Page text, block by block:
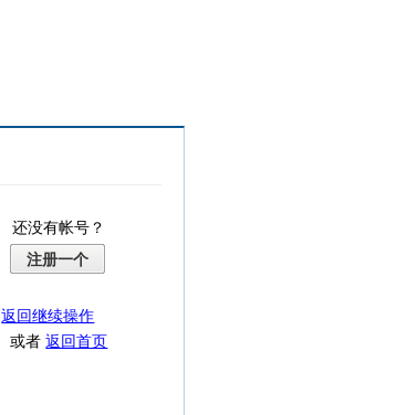
还没有帐号？
注册一个
返回继续操作
或者返回首页